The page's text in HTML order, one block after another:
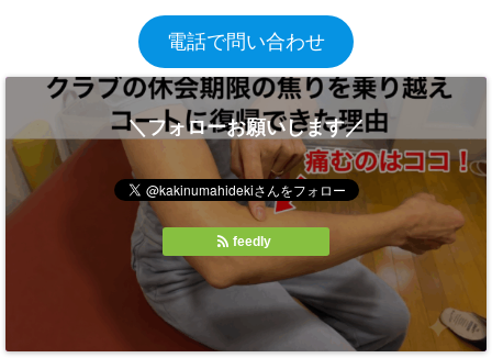
電話で問い合わせ
＼フォローお願いします／
feedly